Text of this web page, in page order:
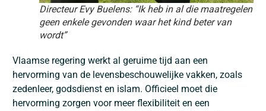
Directeur Evy Buelens: “Ik heb in al die maatregelen
geen enkele gevonden waar het kind beter van
wordt”
Vlaamse regering werkt al geruime tijd aan een
hervorming van de levensbeschouwelijke vakken, zoals
zedenleer, godsdienst en islam. Officieel moet die
hervorming zorgen voor meer flexibiliteit en een